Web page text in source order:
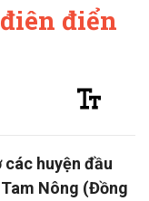
điển
các huyện đầu
Nông (Đồng